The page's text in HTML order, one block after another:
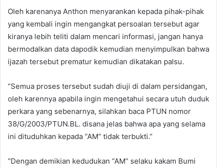
Oleh karenanya Anthon menyarankan kepada pihak-pihak
yang kembali ingin mengangkat persoalan tersebut agar
kiranya lebih teliti dalam mencari informasi, jangan hanya
bermodalkan data dapodik kemudian menyimpulkan bahwa
ijazah tersebut prematur kemudian dikatakan palsu.
“Semua proses tersebut sudah diuji di dalam persidangan,
oleh karennya apabila ingin mengetahui secara utuh duduk
perkara yang sebenarnya, silahkan baca PTUN nomor
38/G/2003/PTUN.BL. disana jelas bahwa apa yang selama
ini dituduhkan kepada “AM” tidak terbukti.”
“Dengan demikian kedudukan “AM” selaku kakam Bumi